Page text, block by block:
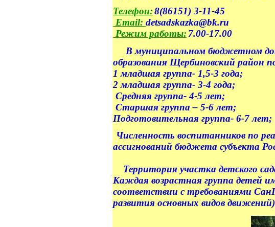
Телефон:8(86151) 3-11-45
Email: detsadskazka@bk.ru
Режим работы: 7.00-17.00
В муниципальном бюджетном
образования Щербиновский район
1 младшая группа- 1,5-3 года;
2 младшая группа- 3-4 года;
Средняя группа- 4-5 лет;
Старшая группа – 5-6 лет;
Подготовительная группа- 6-7 лет;
Численность воспитанников по
ассигнований бюджета субъекта
Территория участка детского
Каждая возрастная группа детей
соответствии с требованиями
развития основных видов